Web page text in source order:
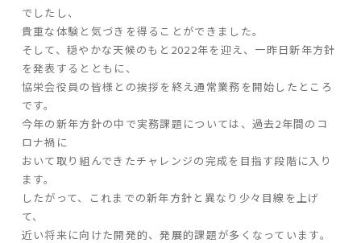
- 空間デザイン
- 内観デザイン
- 生活デザイン
- 外構デザイン
性能
- 高断熱性能
- 高耐震性能
- 高耐久性能
- 保証
でしたし、
貴重な体験と気づきを得ることができました。
そして、穏やかな天候のもと2022年を迎え、一昨日新年方針
を発表するとともに、
協栄会役員の皆様との挨拶を終え通常業務を開始したところ
です。
今年の新年方針の中で実務課題については、過去2年間のコ
ロナ禍に
おいて取り組んできたチャレンジの完成を目指す段階に入り
ます。
したがって、これまでの新年方針と異なり少々目線を上げ
て、
近い将来に向けた開発的、発展的課題が多くなっています。